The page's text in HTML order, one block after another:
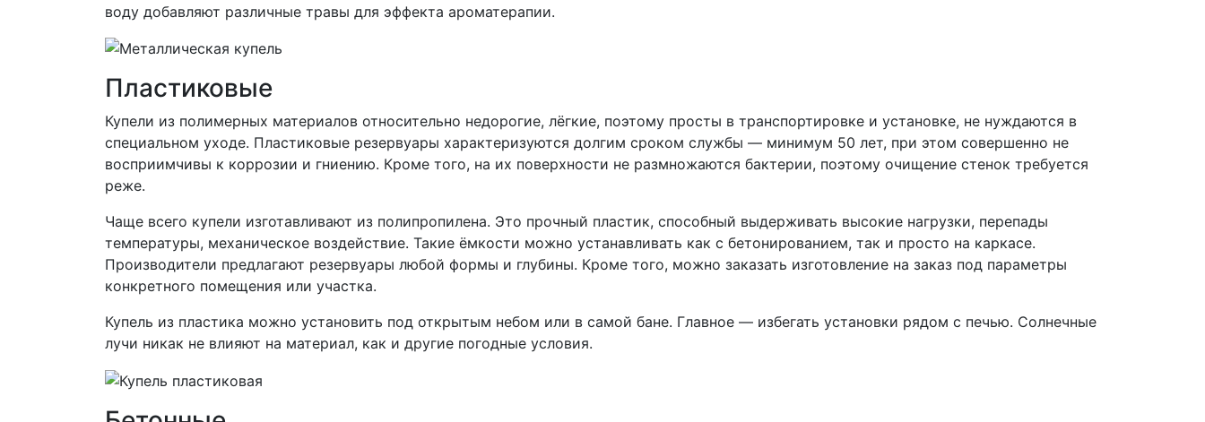
воду добавляют различные травы для эффекта ароматерапии.
Пластиковые
Купели из полимерных материалов относительно недорогие, лёгкие, поэтому просты в транспортировке и установке, не нуждаются в
специальном уходе. Пластиковые резервуары характеризуются долгим сроком службы — минимум 50 лет, при этом совершенно не
восприимчивы к коррозии и гниению. Кроме того, на их поверхности не размножаются бактерии, поэтому очищение стенок требуется
реже.
Чаще всего купели изготавливают из полипропилена. Это прочный пластик, способный выдерживать высокие нагрузки, перепады
температуры, механическое воздействие. Такие ёмкости можно устанавливать как с бетонированием, так и просто на каркасе.
Производители предлагают резервуары любой формы и глубины. Кроме того, можно заказать изготовление на заказ под параметры
конкретного помещения или участка.
Купель из пластика можно установить под открытым небом или в самой бане. Главное — избегать установки рядом с печью. Солнечные
лучи никак не влияют на материал, как и другие погодные условия.